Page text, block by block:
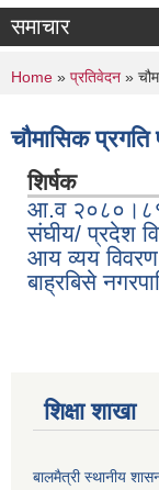
समाचार
You are
Home » प्रतिवेदन »
चौमासिक प्रगति
शिर्षक
आ.व
संघीय/ प्रदेश
आय व्यय
बाह्रबिसे
शिक्षा शाखा
बालमैत्री स्थानीय